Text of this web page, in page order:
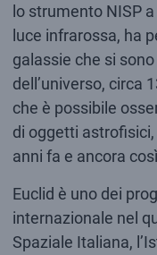
lo strumento NISP
luce infrarossa, ha
galassie che si
dell’universo, circa
che è possibile
di oggetti
anni fa e ancora
Euclid è uno dei
internazionale nel
Spaziale Italiana,